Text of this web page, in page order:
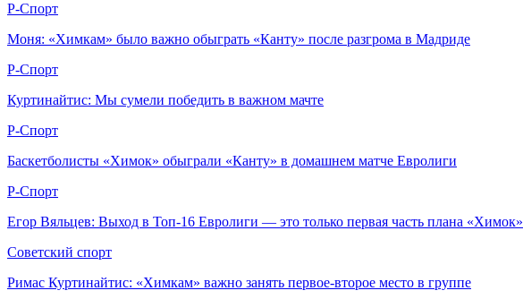
Р-Спорт
Моня: «Химкам» было важно обыграть «Канту» после разгрома в Мадриде
Р-Спорт
Куртинайтис: Мы сумели победить в важном мачте
Р-Спорт
Баскетболисты «Химок» обыграли «Канту» в домашнем матче Евролиги
Р-Спорт
Егор Вяльцев: Выход в Топ-16 Евролиги — это только первая часть плана «Химок»
Советский спорт
Римас Куртинайтис: «Химкам» важно занять первое-второе место в группе